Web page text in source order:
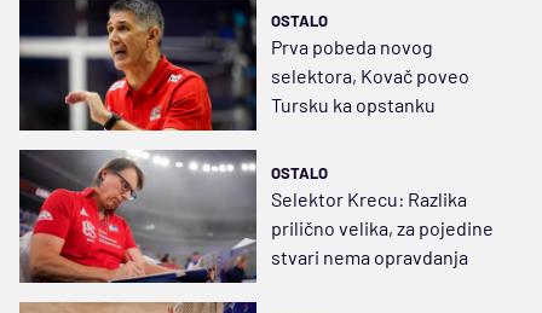
OSTALO
Prva pobeda novog
selektora, Kovač poveo
Tursku ka opstanku
OSTALO
Selektor Krecu: Razlika
prilično velika, za pojedine
stvari nema opravdanja